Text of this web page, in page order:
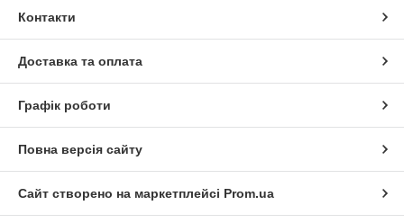
Контакти
Доставка та оплата
Графік роботи
Повна версія сайту
Сайт створено на маркетплейсі Prom.ua